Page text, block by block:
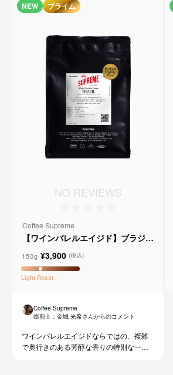
NEW プライム
NO REVIEWS
Coffee Supreme
【ワインバレルエイジド】ブラジル
ョ
150g ¥3,900 (税込)
Light Roast
Coffee Supreme
焙煎士： 金城 光希さんからのコメント
ワインバレルエイジドならではの、複雑
で奥行きのある芳醇な香りの特別な一杯